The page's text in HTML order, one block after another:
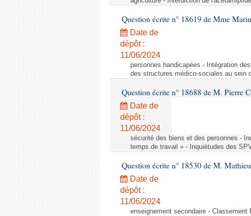
Question écrite n° 18619 de Mme
Date de
dépôt :
11/06/2024
personnes handicapées - Intégration
des structures médico-sociales au sein
Question écrite n° 18688 de M. Pierre
Date de
dépôt :
11/06/2024
sécurité des biens et des personnes -
temps de travail » - Inquiétudes des
Question écrite n° 18530 de M.
Date de
dépôt :
11/06/2024
enseignement secondaire -